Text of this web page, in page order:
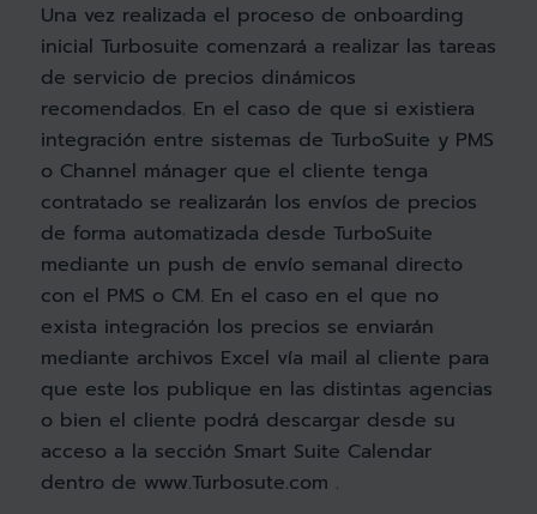
Una vez realizada el proceso de onboarding
inicial Turbosuite comenzará a realizar las tareas
de servicio de precios dinámicos
recomendados. En el caso de que si existiera
integración entre sistemas de TurboSuite y PMS
o Channel mánager que el cliente tenga
contratado se realizarán los envíos de precios
de forma automatizada desde TurboSuite
mediante un push de envío semanal directo
con el PMS o CM. En el caso en el que no
exista integración los precios se enviarán
mediante archivos Excel vía mail al cliente para
que este los publique en las distintas agencias
o bien el cliente podrá descargar desde su
acceso a la sección Smart Suite Calendar
dentro de www.Turbosute.com .